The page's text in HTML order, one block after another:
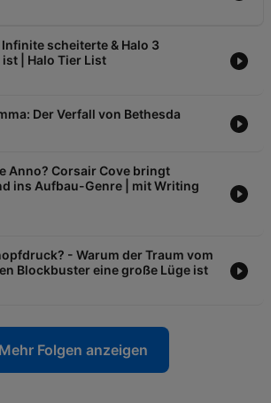
scheiterte & Halo 3
| Halo Tier List
Der Verfall von Bethesda
Anno? Corsair Cove bringt
ins Aufbau-Genre | mit Writing
- Warum der Traum vom
Blockbuster eine große Lüge ist
Mehr Folgen anzeigen